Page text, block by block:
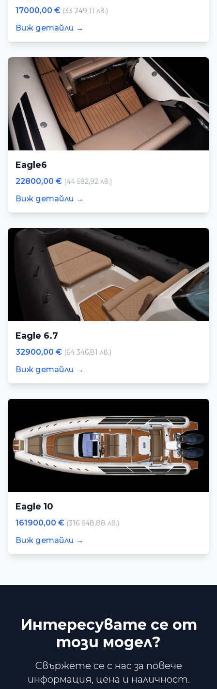
17000,00 € (33 249,11 лв.)
Виж детайли →
Eagle6
22800,00 € (44 592,92 лв.)
Виж детайли →
Eagle 6.7
32900,00 € (64 346,81 лв.)
Виж детайли →
Eagle 10
161900,00 € (316 648,88 лв.)
Виж детайли →
Интересувате се от
този модел?
Свържете се с нас за повече
информация, цена и наличност.